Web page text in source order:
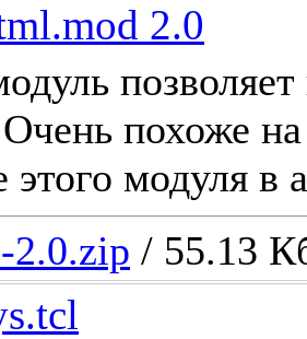
2.0
позволяет
похоже
этого модуля в
2.0.zip / 55.13